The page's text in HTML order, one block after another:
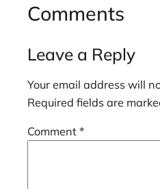
Comments
Leave a Reply
Your email address will
Required fields are
Comment *